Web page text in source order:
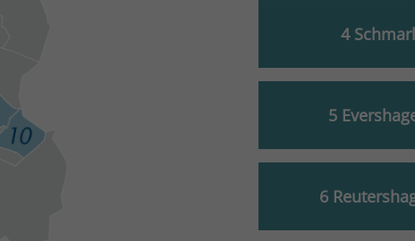
4 Schmarl
5
6